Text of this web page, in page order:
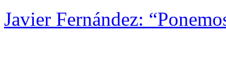
Javier Fernández: